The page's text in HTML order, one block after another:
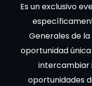
Es un exclusivo
Generales de la
oportunidad
intercambiar
oportunidades